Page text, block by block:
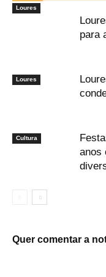
Loures
para
Loures
Cultura
anos
Quer comentar a